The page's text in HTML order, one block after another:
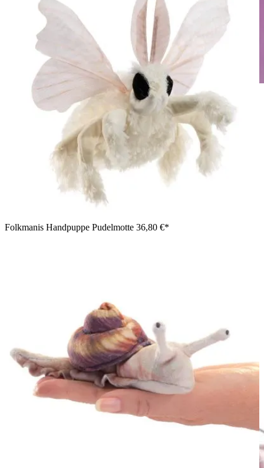
Folkmanis Handpuppe Kronenfangschrecke in Weiß-Rosa mit
erhobenen Fangarmen, sitzend auf einer großen pinkfarbenen
Orchideenblüte
Folkmanis Handpuppe Pudelmotte 36,80 €*